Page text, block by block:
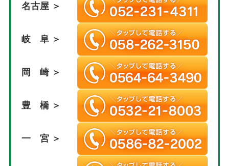
名古屋 ＞
岐 阜 ＞
岡 崎 ＞
豊 橋 ＞
一 宮 ＞